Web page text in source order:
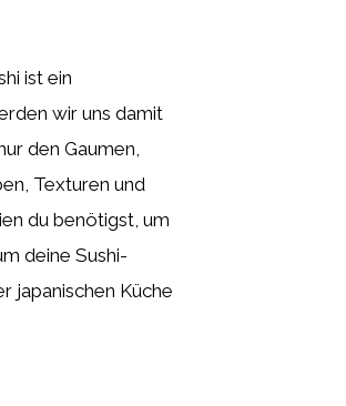
ist ein
wir uns damit
den Gaumen,
Texturen und
du benötigst, um
deine Sushi-
japanischen Küche